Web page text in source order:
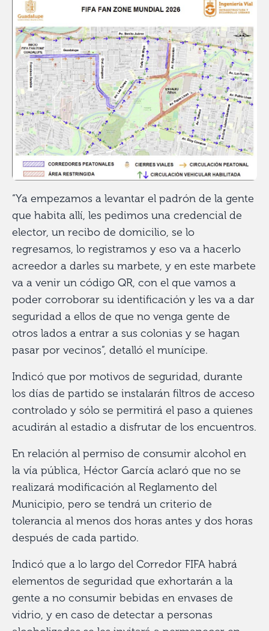
“Ya empezamos a levantar el padrón de la gente
que habita allí, les pedimos una credencial de
elector, un recibo de domicilio, se lo
regresamos, lo registramos y eso va a hacerlo
acreedor a darles su marbete, y en este marbete
va a venir un código QR, con el que vamos a
poder corroborar su identificación y les va a dar
seguridad a ellos de que no venga gente de
otros lados a entrar a sus colonias y se hagan
pasar por vecinos”, detalló el munícipe.
Indicó que por motivos de seguridad, durante
los días de partido se instalarán filtros de acceso
controlado y sólo se permitirá el paso a quienes
acudirán al estadio a disfrutar de los encuentros.
En relación al permiso de consumir alcohol en
la vía pública, Héctor García aclaró que no se
realizará modificación al Reglamento del
Municipio, pero se tendrá un criterio de
tolerancia al menos dos horas antes y dos horas
después de cada partido.
Indicó que a lo largo del Corredor FIFA habrá
elementos de seguridad que exhortarán a la
gente a no consumir bebidas en envases de
vidrio, y en caso de detectar a personas